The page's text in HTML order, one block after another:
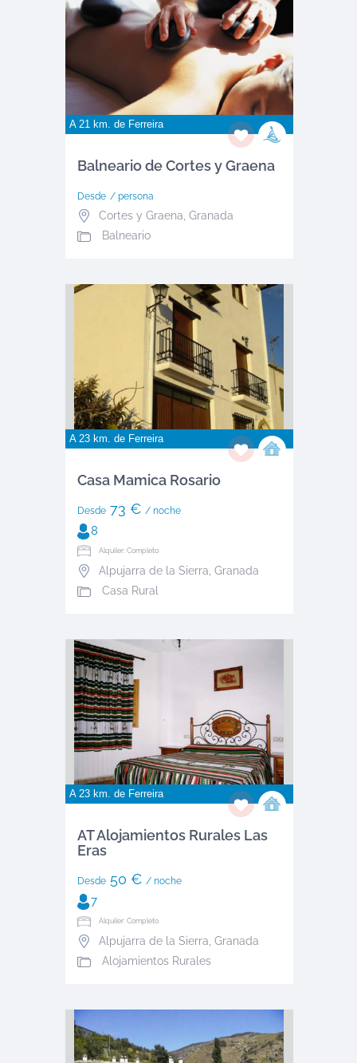
A 21 km. de Ferreira
Balneario de Cortes y Graena
Desde / persona
Cortes y Graena Granada
Balneario
A 23 km. de Ferreira
Casa Mamica Rosario
Desde73 € / noche
8
Alquiler: Completo
Alpujarra de la Sierra Granada
Casa Rural
A 23 km. de Ferreira
AT Alojamientos Rurales Las
Eras
Desde50 € / noche
7
Alquiler: Completo
Alpujarra de la Sierra Granada
Alojamientos Rurales